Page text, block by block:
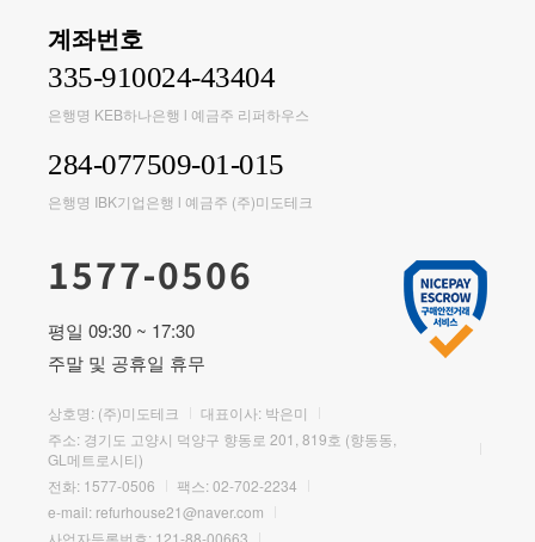
계좌번호
335-910024-43404
은행명 KEB하나은행 l 예금주 리퍼하우스
284-077509-01-015
은행명 IBK기업은행 l 예금주 (주)미도테크
1577-0506
평일 09:30 ~ 17:30
주말 및 공휴일 휴무
상호명: (주)미도테크
대표이사: 박은미
주소: 경기도 고양시 덕양구 향동로 201, 819호 (향동동,
GL메트로시티)
전화: 1577-0506
팩스: 02-702-2234
e-mail: refurhouse21@naver.com
사업자등록번호: 121-88-00663